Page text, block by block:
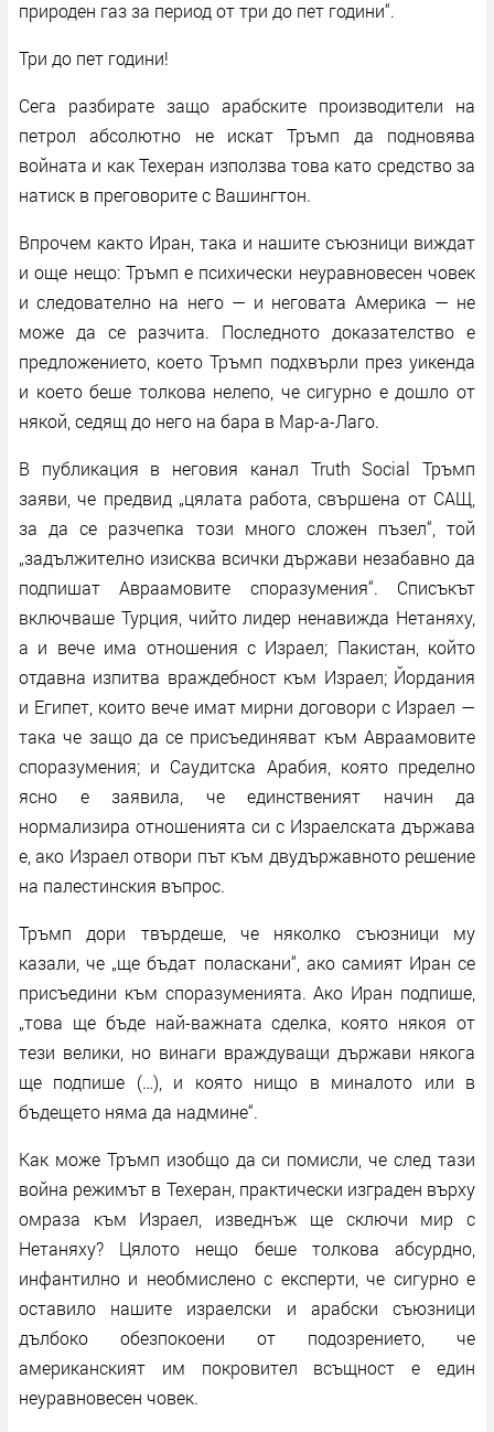
природен газ за период от три до пет години“.
Три до пет години!
Сега разбирате защо арабските производители на
петрол абсолютно не искат Тръмп да подновява
войната и как Техеран използва това като средство за
натиск в преговорите с Вашингтон.
Впрочем както Иран, така и нашите съюзници виждат
и още нещо: Тръмп е психически неуравновесен човек
и следователно на него — и неговата Америка — не
може да се разчита. Последното доказателство е
предложението, което Тръмп подхвърли през уикенда
и което беше толкова нелепо, че сигурно е дошло от
някой, седящ до него на бара в Мар-а-Лаго.
В публикация в неговия канал Truth Social Тръмп
заяви, че предвид „цялата работа, свършена от САЩ,
за да се разчепка този много сложен пъзел“, той
„задължително изисква всички държави незабавно да
подпишат Авраамовите споразумения“. Списъкът
включваше Турция, чийто лидер ненавижда Нетаняху,
а и вече има отношения с Израел; Пакистан, който
отдавна изпитва враждебност към Израел; Йордания
и Египет, които вече имат мирни договори с Израел —
така че защо да се присъединяват към Авраамовите
споразумения; и Саудитска Арабия, която пределно
ясно е заявила, че единственият начин да
нормализира отношенията си с Израелската държава
е, ако Израел отвори път към двудържавното решение
на палестинския въпрос.
Тръмп дори твърдеше, че няколко съюзници му
казали, че „ще бъдат поласкани“, ако самият Иран се
присъедини към споразуменията. Ако Иран подпише,
„това ще бъде най-важната сделка, която някоя от
тези велики, но винаги враждуващи държави някога
ще подпише (…), и която нищо в миналото или в
бъдещето няма да надмине“.
Как може Тръмп изобщо да си помисли, че след тази
война режимът в Техеран, практически изграден върху
омраза към Израел, изведнъж ще сключи мир с
Нетаняху? Цялото нещо беше толкова абсурдно,
инфантилно и необмислено с експерти, че сигурно е
оставило нашите израелски и арабски съюзници
дълбоко обезпокоени от подозрението, че
американският им покровител всъщност е един
неуравновесен човек.